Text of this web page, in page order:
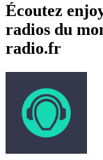
Écoutez
radios du
radio.fr